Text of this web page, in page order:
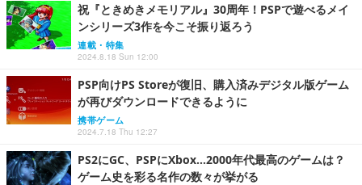
祝『ときめきメモリアル』30周年！PSPで遊べるメイ
ンシリーズ3作を今こそ振り返ろう
連載・特集
2024.8.18 Sun 12:00
PSP向けPS Storeが復旧、購入済みデジタル版ゲーム
が再びダウンロードできるように
携帯ゲーム
2024.7.18 Thu 12:27
PS2にGC、PSPにXbox…2000年代最高のゲームは？
ゲーム史を彩る名作の数々が挙がる